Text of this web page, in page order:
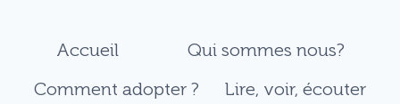
Accueil
Qui sommes nous?
Comment adopter ?
Lire, voir, écouter